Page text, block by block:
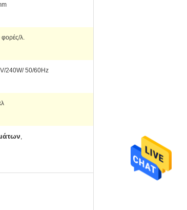
φορές/λ.
240W/ 50/60Hz
,